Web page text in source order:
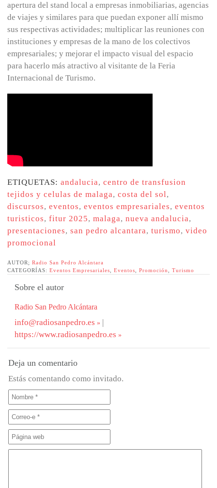
apertura del stand local a empresas inmobiliarias, agencias
de viajes y similares para que puedan exponer allí mismo
sus respectivas actividades; multiplicar las reuniones con
instituciones y empresas de la mano de los colectivos
empresariales; y mejorar el impacto visual del espacio
para hacerlo más atractivo al visitante de la Feria
Internacional de Turismo.
ETIQUETAS: andalucia, centro de transfusion
tejidos y celulas de malaga, costa del sol,
discursos, eventos, eventos empresariales, eventos
turisticos, fitur 2025, malaga, nueva andalucia,
presentaciones, san pedro alcantara, turismo, video
promocional
AUTOR; Radio San Pedro Alcántara
CATEGORÍAS: Eventos Empresariales Eventos Promoción Turismo
Sobre el autor
Radio San Pedro Alcántara
info@radiosanpedro.es
|
https://www.radiosanpedro.es
Deja un comentario
Estás comentando como invitado.